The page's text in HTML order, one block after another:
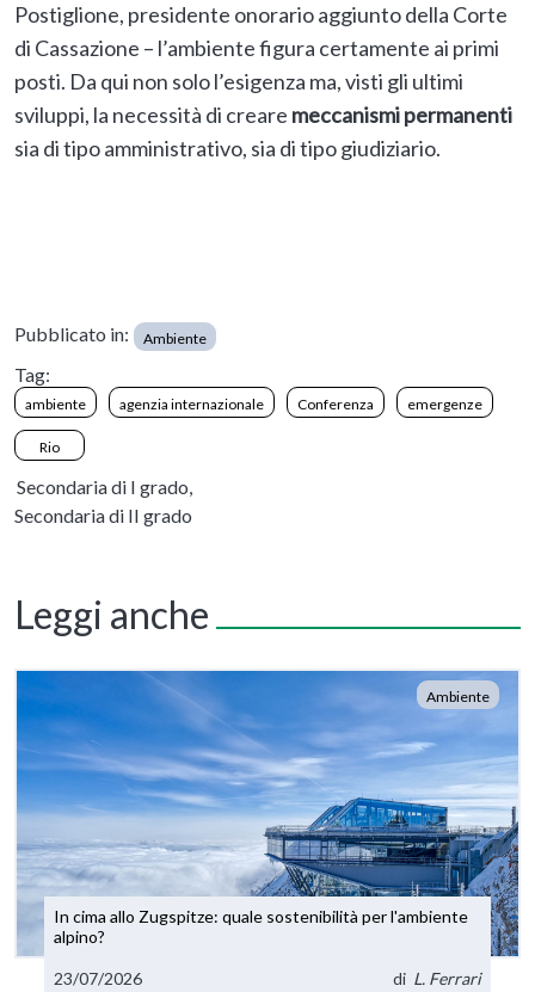
Postiglione, presidente onorario aggiunto della Corte
di Cassazione – l’ambiente figura certamente ai primi
posti. Da qui non solo l’esigenza ma, visti gli ultimi
sviluppi, la necessità di creare meccanismi permanenti
sia di tipo amministrativo, sia di tipo giudiziario.
Pubblicato in: Ambiente
Tag:
ambiente agenzia internazionale Conferenza emergenze
Rio
Secondaria di I grado,
Secondaria di II grado
Leggi anche
Ambiente
In cima allo Zugspitze: quale sostenibilità per l'ambiente
alpino?
23/07/2026 di L. Ferrari